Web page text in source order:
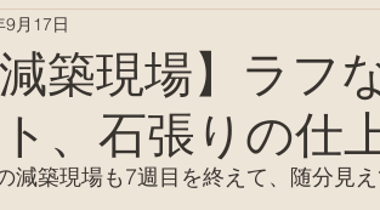
らいもの
テント芝居 バイオトイレ ピザ
減築現場】ラ
、石張りの仕
9月17日
減築現場も7週目を終えて、随分見え